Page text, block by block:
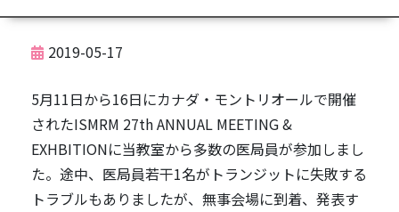
2019-05-17
5月11日から16日にカナダ・モントリオールで開催
されたISMRM 27th ANNUAL MEETING &
EXHBITIONに当教室から多数の医局員が参加しまし
た。途中、医局員若干1名がトランジットに失敗する
トラブルもありましたが、無事会場に到着、発表す